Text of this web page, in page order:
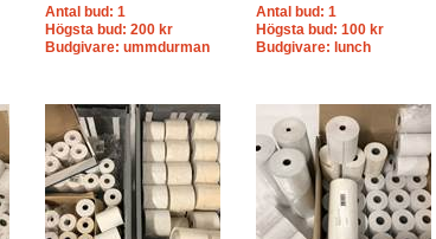
Antal bud: 1
Högsta bud: 200 kr
Budgivare: ummdurman
Antal bud: 1
Högsta bud: 100 kr
Budgivare: lunch